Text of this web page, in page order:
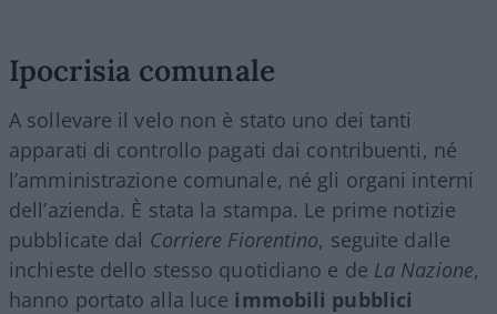
Ipocrisia comunale
A sollevare il velo non è stato uno dei tanti
apparati di controllo pagati dai contribuenti, né
l’amministrazione comunale, né gli organi interni
dell’azienda. È stata la stampa. Le prime notizie
pubblicate dal Corriere Fiorentino, seguite dalle
inchieste dello stesso quotidiano e de La Nazione,
hanno portato alla luce immobili pubblici